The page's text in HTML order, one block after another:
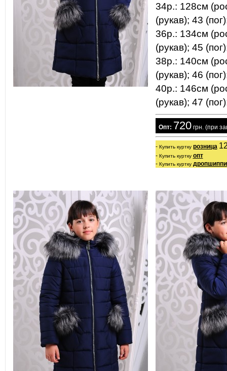
34р.: 128см
(рукав); 43
36р.: 134см
(рукав); 45
38р.: 140см
(рукав); 46
40р.: 146см
(рукав); 47
  Опт:
720 грн. (при
- Купить куртку розница
- Купить куртку опт
- Купить куртку